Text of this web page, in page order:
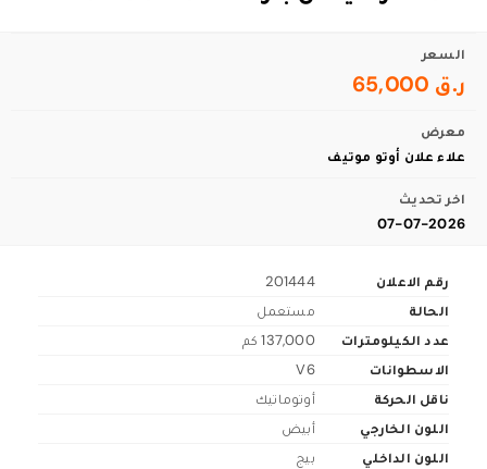
السعر
ر.ق 65,000
معرض
علاء علان أوتو موتيف
اخر تحديث
07-07-2026
رقم الاعلان
201444
الحالة
مستعمل
عدد الكيلومترات
137,000 كم
الاسطوانات
V6
ناقل الحركة
أوتوماتيك
اللون الخارجي
أبيض
اللون الداخلي
بيج